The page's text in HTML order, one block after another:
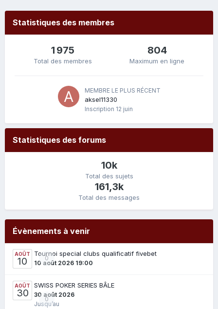
Statistiques des membres
1 975
Total des membres
804
Maximum en ligne
MEMBRE LE PLUS RÉCENT
aksel11330
Inscription 12 juin
Statistiques des forums
10k
Total des sujets
161,3k
Total des messages
Évènements à venir
AOÛT
10 0
Tournoi special clubs qualificatif fivebet
10 août 2026 19:00
AOÛT
30
0
SWISS POKER SERIES BÂLE
30 août 2026
Jusqu’au